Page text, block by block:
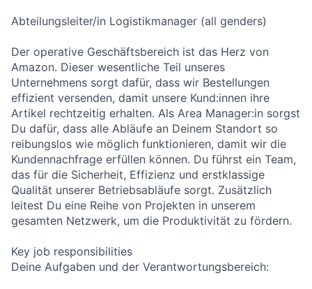
Abteilungsleiter/in Logistikmanager (all genders)
Der operative Geschäftsbereich ist das Herz von
Amazon. Dieser wesentliche Teil unseres
Unternehmens sorgt dafür, dass wir Bestellungen
effizient versenden, damit unsere Kund:innen ihre
Artikel rechtzeitig erhalten. Als Area Manager:in sorgst
Du dafür, dass alle Abläufe an Deinem Standort so
reibungslos wie möglich funktionieren, damit wir die
Kundennachfrage erfüllen können. Du führst ein Team,
das für die Sicherheit, Effizienz und erstklassige
Qualität unserer Betriebsabläufe sorgt. Zusätzlich
leitest Du eine Reihe von Projekten in unserem
gesamten Netzwerk, um die Produktivität zu fördern.
Key job responsibilities
Deine Aufgaben und der Verantwortungsbereich: